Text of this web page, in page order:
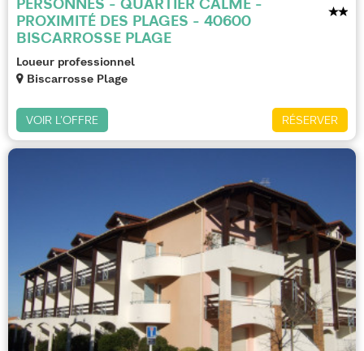
PERSONNES - QUARTIER CALME -
PROXIMITÉ DES PLAGES - 40600
BISCARROSSE PLAGE
Loueur professionnel
Biscarrosse Plage
RÉSERVER
VOIR L'OFFRE